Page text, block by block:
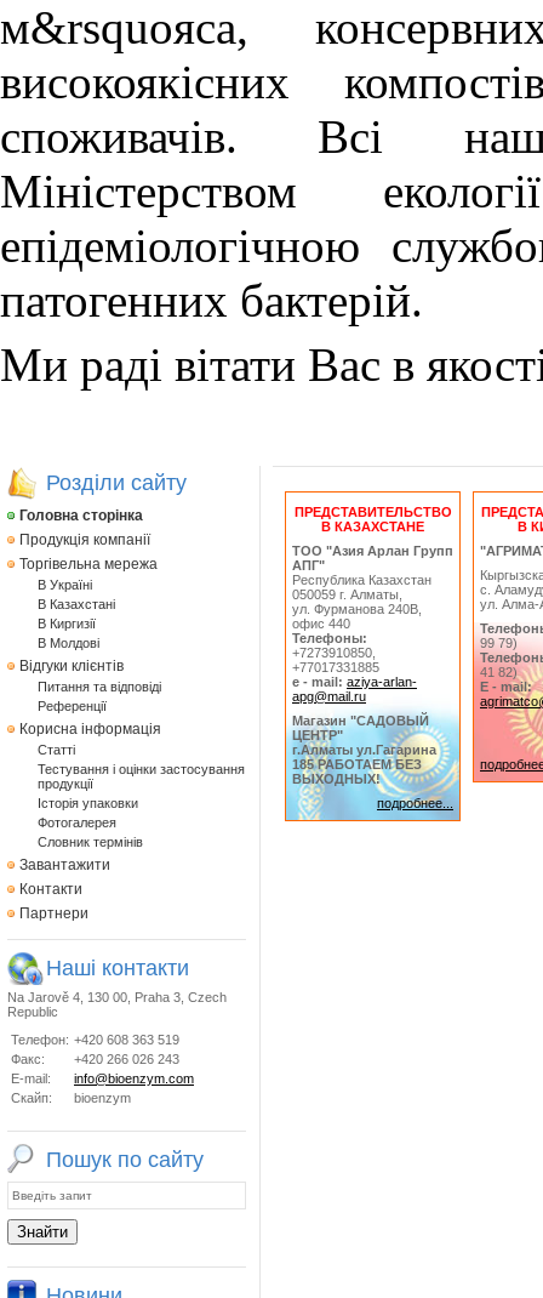
м&rsquoяса,
високоякісних
споживачів. Всі
Міністерством
епідеміологічною
патогенних бактерій.
Ми раді вітати Вас в
Розділи сайту
Головна сторінка
Продукція компанії
Торгівельна мережа
В Україні
В Казахстані
В Киргизії
В Молдові
Відгуки клієнтів
Питання та відповіді
Референції
Корисна інформація
Статтi
Тестування i оцінки застосування
продукції
Історія упаковки
Фотогалерея
Словник термінів
Завантажити
Контакти
Партнери
Наші контакти
Na Jarově 4, 130 00, Praha 3, Czech
Republic
Телефон: +420 608 363 519
Факс:
+420 266 026 243
E-mail:
info@bioenzym.com
Скайп:
bioenzym
Пошук по сайту
ПРЕДСТАВИТЕЛЬСТВО
В КАЗАХСТАНЕ
ТОО "Азия Арлан Групп
АПГ"
Республика Казахстан
050059 г. Алматы,
ул. Фурманова 240В,
офис 440
Телефоны:
+7273910850,
+77017331885
e - mail: aziya-arlan-
apg@mail.ru
Магазин "САДОВЫЙ
ЦЕНТР"
г.Алматы ул.Гагарина
185 РАБОТАЕМ БЕЗ
ВЫХОДНЫХ!
подробнее...
В
с.
ул. Алма-
99 79)
41 82)
E - mail: